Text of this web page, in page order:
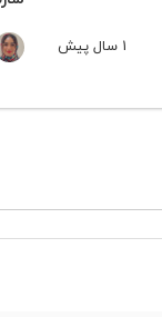
1 سال پیش